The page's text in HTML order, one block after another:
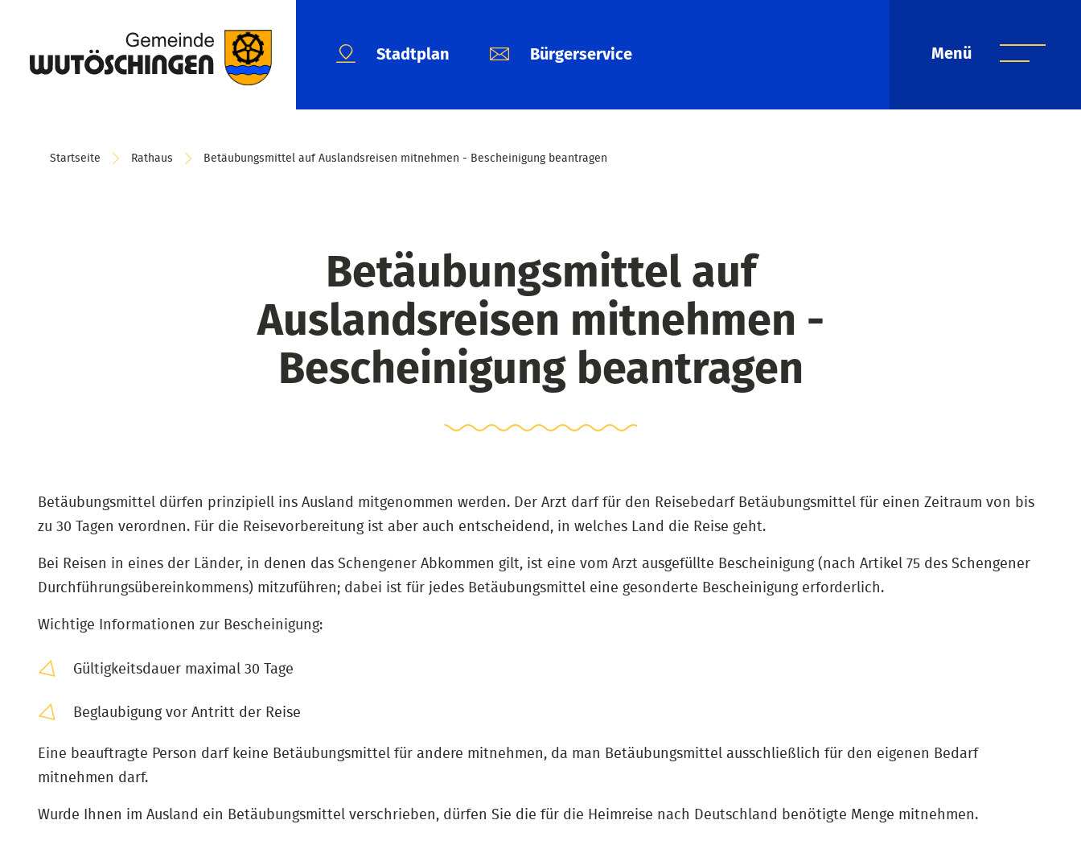
Stadtplan Bürgerservice Menü
Startseite Rathaus Betäubungsmittel auf Auslandsreisen mitnehmen - Bescheinigung beantragen
Betäubungsmittel auf
Auslandsreisen mitnehmen -
Bescheinigung beantragen
Betäubungsmittel dürfen prinzipiell ins Ausland mitgenommen werden. Der Arzt darf für den Reisebedarf Betäubungsmittel für einen Zeitraum von bis
zu 30 Tagen verordnen. Für die Reisevorbereitung ist aber auch entscheidend, in welches Land die Reise geht.
Bei Reisen in eines der Länder, in denen das Schengener Abkommen gilt, ist eine vom Arzt ausgefüllte Bescheinigung (nach Artikel 75 des Schengener
Durchführungsübereinkommens) mitzuführen; dabei ist für jedes Betäubungsmittel eine gesonderte Bescheinigung erforderlich.
Wichtige Informationen zur Bescheinigung:
Gültigkeitsdauer maximal 30 Tage
Beglaubigung vor Antritt der Reise
Eine beauftragte Person darf keine Betäubungsmittel für andere mitnehmen, da man Betäubungsmittel ausschließlich für den eigenen Bedarf
mitnehmen darf.
Wurde Ihnen im Ausland ein Betäubungsmittel verschrieben, dürfen Sie die für die Heimreise nach Deutschland benötigte Menge mitnehmen.